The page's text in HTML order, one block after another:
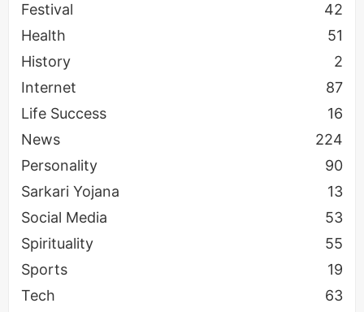
इन भारतीय इन्फ्लूएंसर ने दिखाया डिजिटल पॉवर का कमाल
Festival
42
Health
51
History
2
Internet
87
Life Success
16
News
224
Personality
90
Sarkari Yojana
13
Social Media
53
Spirituality
55
Sports
19
Tech
63